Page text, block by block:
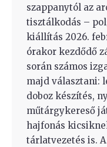
szappanytól az
tisztálkodás –
kiállítás 2026.
órakor kezdődő
során számos
majd választani:
doboz készítés,
műtárgykereső
hajfonás
tárlatvezetés is.